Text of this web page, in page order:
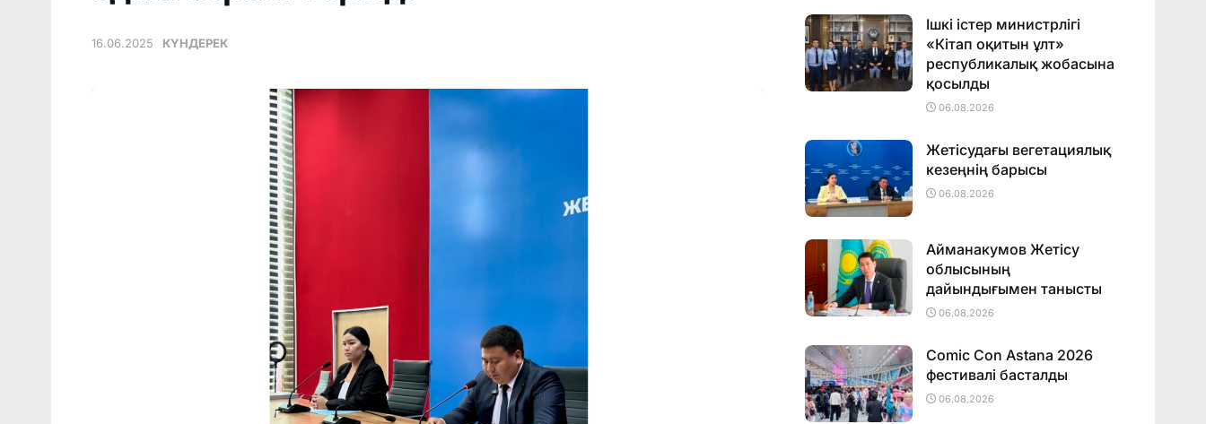
16.06.2025 КҮНДЕРЕК
Ішкі істер министрлігі
«Кітап оқитын ұлт»
республикалық жобасына
қосылды
06.08.2026
Жетісудағы вегетациялық
кезеңнің барысы
06.08.2026
Айманакумов Жетісу
облысының
дайындығымен танысты
06.08.2026
Comic Con Astana 2026
фестивалi басталды
06.08.2026